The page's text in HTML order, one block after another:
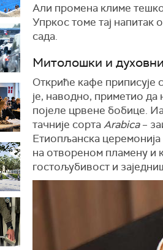
Али промена климе
Упркос томе тај напитак
сада.
Митолошки и
Откриће кафе
је, наводно, приметио
појеле црвене бобице.
тачније сортаArabica–
Етиопљанска
на отвореном пламену и
гостољубивост и